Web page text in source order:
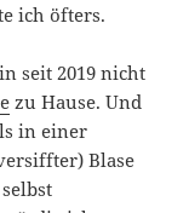
ich öfters.
seit 2019 nicht
zu Hause. Und
in einer
Blase